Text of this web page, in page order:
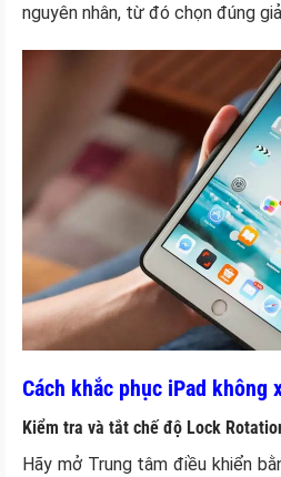
nguyên nhân, từ đó chọn đúng
Cách khắc phục iPad không
Kiểm tra và tắt chế độ Lock
Hãy mở Trung tâm điều khiển